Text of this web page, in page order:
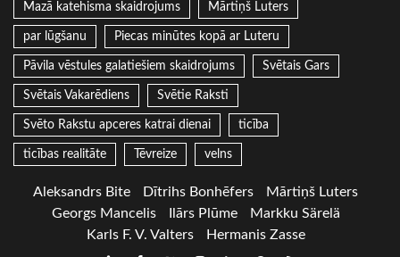
Mazā katehisma skaidrojums Mārtiņš Luters
par lūgšanu Piecas minūtes kopā ar Luteru
Pāvila vēstules galatiešiem skaidrojums Svētais Gars
Svētais Vakarēdiens Svētie Raksti
Svēto Rakstu apceres katrai dienai ticība
ticības realitāte Tēvreize velns
Aleksandrs Bite Dītrihs Bonhēfers
Mārtiņš Luters
Georgs Mancelis
Ilārs Plūme
Markku Särelä
Karls F. V. Valters
Hermanis Zasse